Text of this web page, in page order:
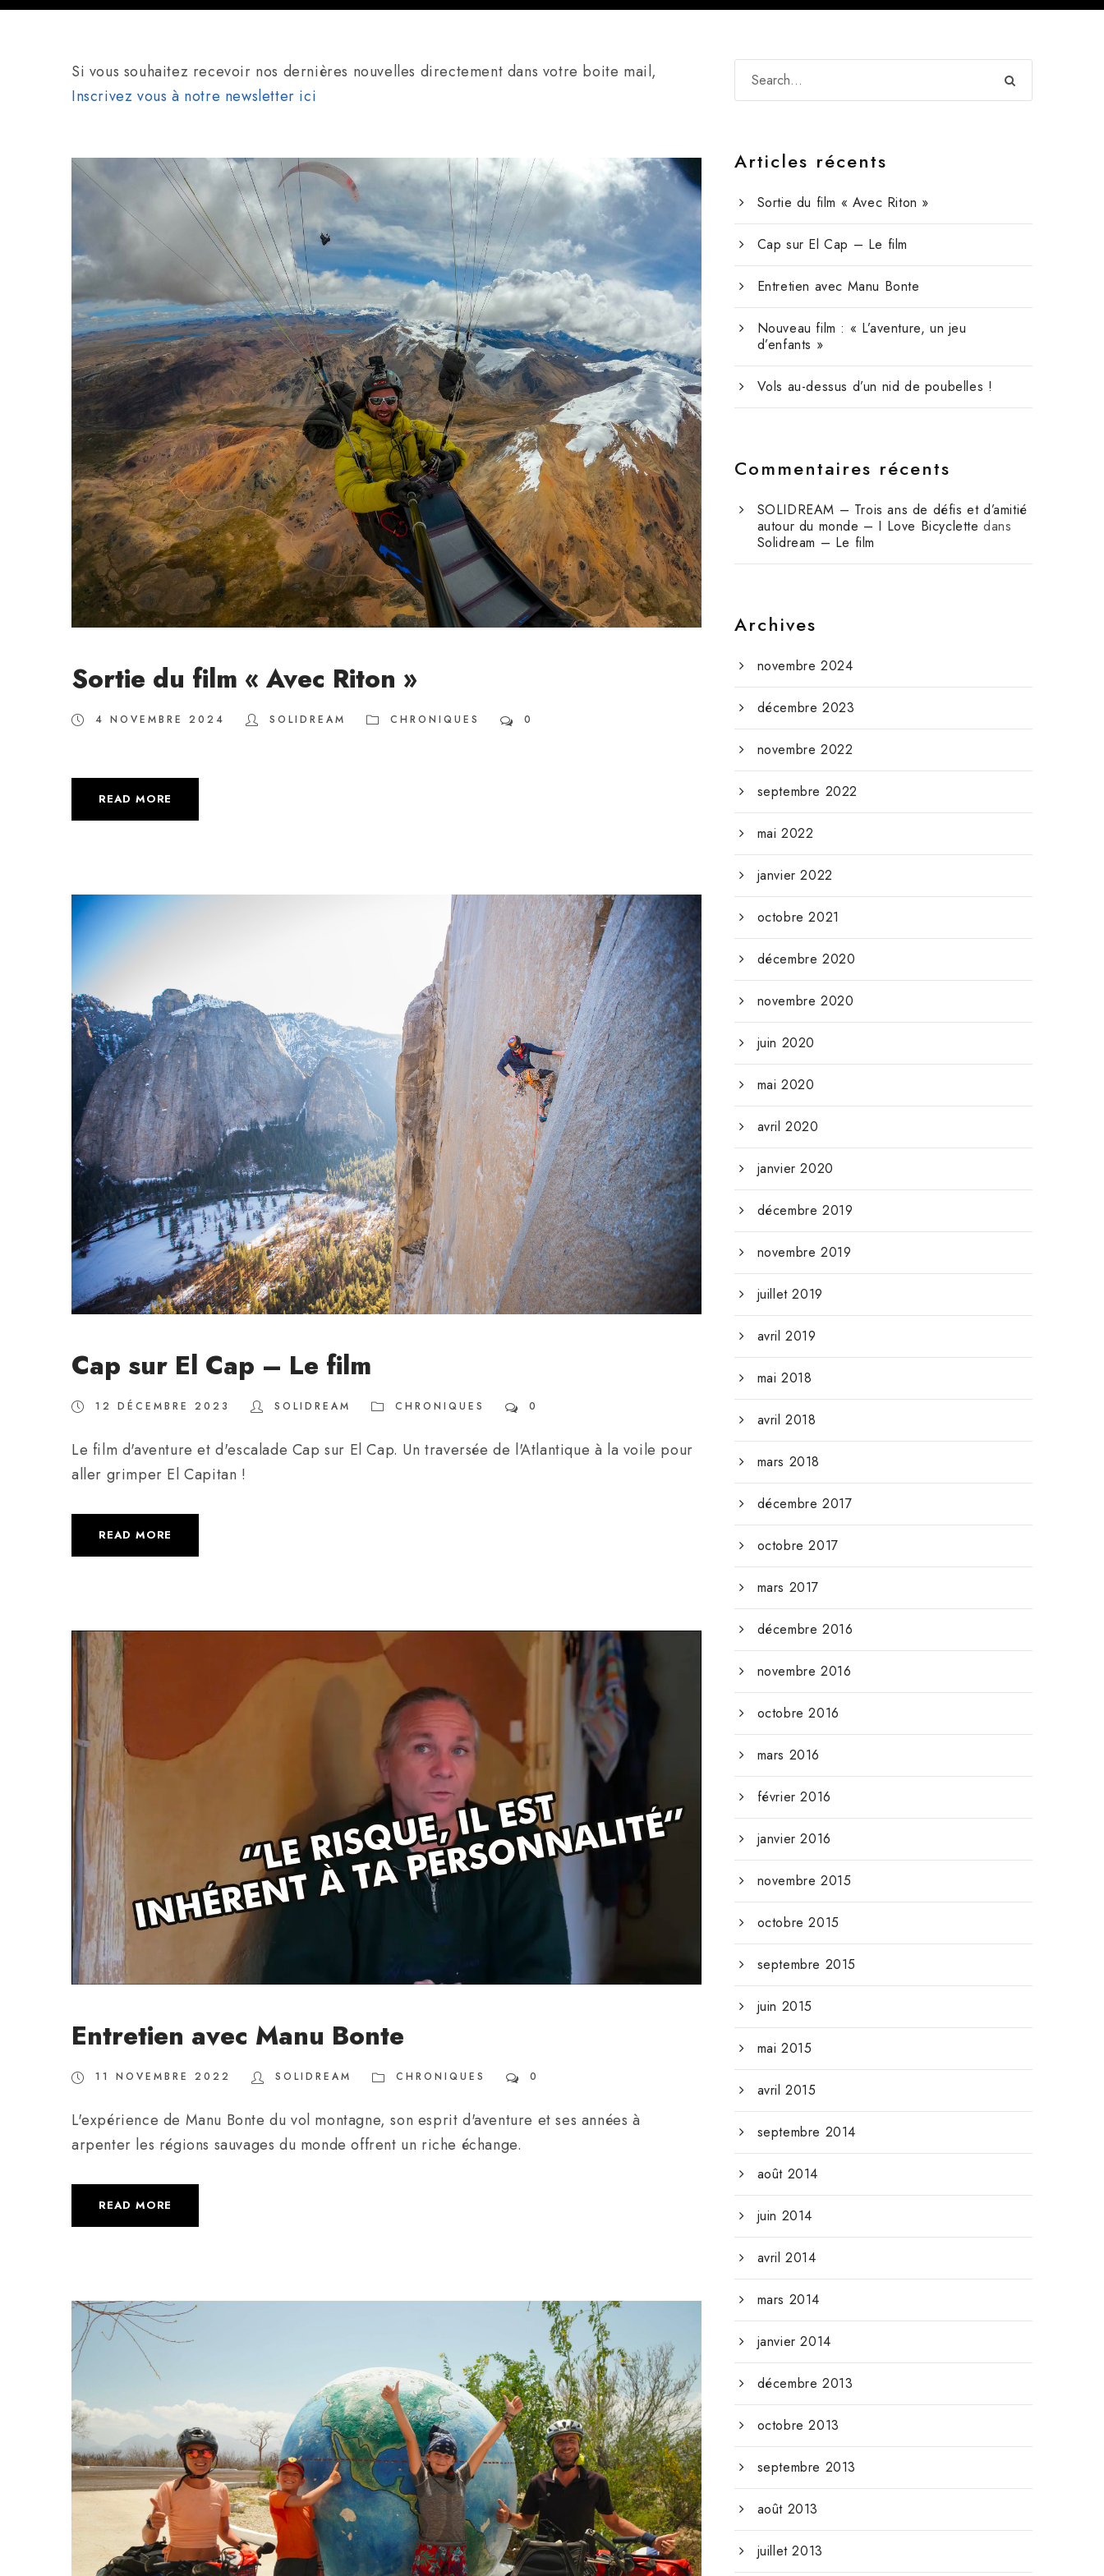
Si vous souhaitez recevoir nos dernières nouvelles directement dans votre boite mail,
Inscrivez vous à notre newsletter ici
Sortie du film « Avec Riton »
4 NOVEMBRE 2024 SOLIDREAM CHRONIQUES 0
READ MORE
Cap sur El Cap – Le film
12 DÉCEMBRE 2023 SOLIDREAM CHRONIQUES 0
Le film d'aventure et d'escalade Cap sur El Cap. Un traversée de l'Atlantique à la voile pour
aller grimper El Capitan !
READ MORE
Entretien avec Manu Bonte
11 NOVEMBRE 2022 SOLIDREAM CHRONIQUES 0
L'expérience de Manu Bonte du vol montagne, son esprit d'aventure et ses années à
arpenter les régions sauvages du monde offrent un riche échange.
READ MORE
Articles récents
Sortie du film « Avec Riton »
Cap sur El Cap – Le film
Entretien avec Manu Bonte
Nouveau film : « L’aventure, un jeu
d’enfants »
Vols au-dessus d’un nid de poubelles !
Commentaires récents
SOLIDREAM – Trois ans de défis et d’amitié
autour du monde – I Love Bicyclette dans
Solidream – Le film
Archives
novembre 2024
décembre 2023
novembre 2022
septembre 2022
mai 2022
janvier 2022
octobre 2021
décembre 2020
novembre 2020
juin 2020
mai 2020
avril 2020
janvier 2020
décembre 2019
novembre 2019
juillet 2019
avril 2019
mai 2018
avril 2018
mars 2018
décembre 2017
octobre 2017
mars 2017
décembre 2016
novembre 2016
octobre 2016
mars 2016
février 2016
janvier 2016
novembre 2015
octobre 2015
septembre 2015
juin 2015
mai 2015
avril 2015
septembre 2014
août 2014
juin 2014
avril 2014
mars 2014
janvier 2014
décembre 2013
octobre 2013
septembre 2013
août 2013
juillet 2013